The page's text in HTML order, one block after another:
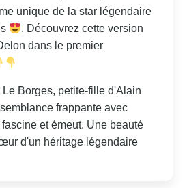
unique de la star légendaire
. Découvrez cette version
dans le premier
Borges, petite-fille d'Alain
frappante avec
et émeut. Une beauté
d'un héritage légendaire